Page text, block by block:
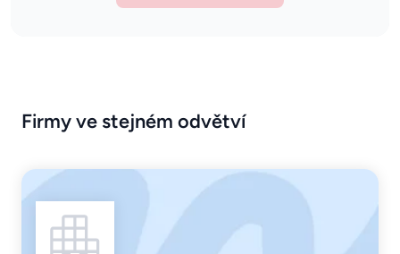
Firmy ve stejném odvětví